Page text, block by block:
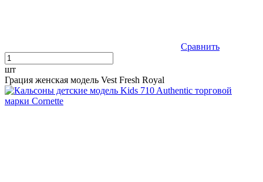
Сравнить
шт
Грация женская модель Vest Fresh Royal